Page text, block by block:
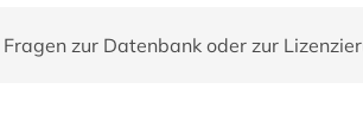
Fragen zur Datenbank oder zur